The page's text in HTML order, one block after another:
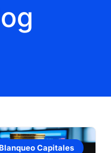
Capitales